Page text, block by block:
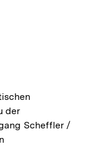
der
Scheffler /